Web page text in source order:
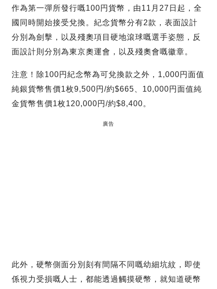
作為第一彈所發行嘅100円貨幣，由11月27日起，全
國同時開始接受兌換。紀念貨幣分有2款，表面設計
分別為劍擊，以及殘奧項目硬地滾球嘅選手姿態，反
面設計則分別為東京奧運會，以及殘奧會嘅徽章。
注意！除100円紀念幣為可兌換款之外，1,000円面值
純銀貨幣售價1枚9,500円/約$665、10,000円面值純
金貨幣售價1枚120,000円/約$8,400。
廣告
此外，硬幣側面分別刻有間隔不同嘅幼細坑紋，即使
係視力受損嘅人士，都能透過觸摸硬幣，就知道硬幣